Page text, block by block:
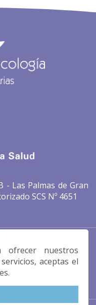
ofrecer nuestros
aceptas el
- Las Palmas de Gran
SCS Nº 4651
662310712
3ºB, 35006,